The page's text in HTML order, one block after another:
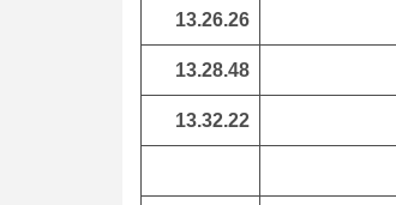
13.26.26
13.28.48
13.32.22